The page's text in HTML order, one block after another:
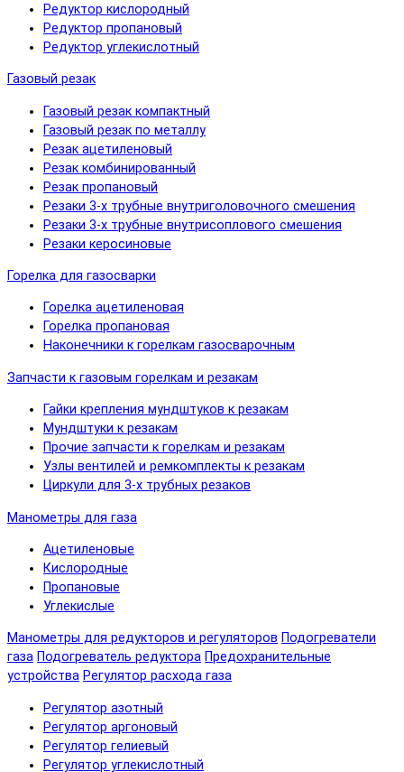
Редуктор кислородный
Редуктор пропановый
Редуктор углекислотный
Газовый резак
Газовый резак компактный
Газовый резак по металлу
Резак ацетиленовый
Резак комбинированный
Резак пропановый
Резаки 3-х трубные внутриголовочного смешения
Резаки 3-х трубные внутрисоплового смешения
Резаки керосиновые
Горелка для газосварки
Горелка ацетиленовая
Горелка пропановая
Наконечники к горелкам газосварочным
Запчасти к газовым горелкам и резакам
Гайки крепления мундштуков к резакам
Мундштуки к резакам
Прочие запчасти к горелкам и резакам
Узлы вентилей и ремкомплекты к резакам
Циркули для 3-х трубных резаков
Манометры для газа
Ацетиленовые
Кислородные
Пропановые
Углекислые
Манометры для редукторов и регуляторов Подогреватели
газа Подогреватель редуктора Предохранительные
устройства Регулятор расхода газа
Регулятор азотный
Регулятор аргоновый
Регулятор гелиевый
Регулятор углекислотный